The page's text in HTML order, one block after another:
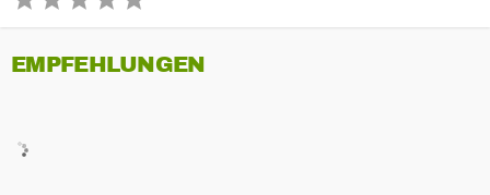
EMPFEHLUNGEN